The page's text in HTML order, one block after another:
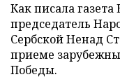
Как писала
председатель
Сербской Ненад
приеме
Победы.